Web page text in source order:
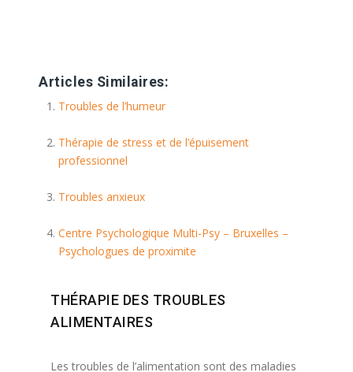
Articles Similaires:
Troubles de l’humeur
Thérapie de stress et de l’épuisement
professionnel
Troubles anxieux
Centre Psychologique Multi-Psy – Bruxelles –
Psychologues de proximite
THÉRAPIE DES TROUBLES
ALIMENTAIRES
Les troubles de l’alimentation sont des maladies